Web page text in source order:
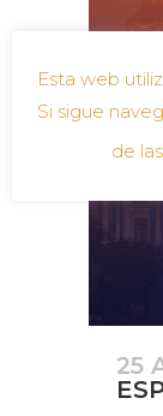
25
Esta web
Si sigue
de